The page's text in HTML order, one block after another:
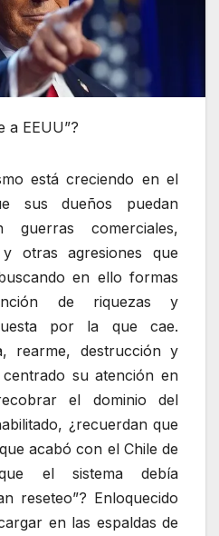
a EEUU”?
está creciendo en el
sus dueños puedan
guerras comerciales,
otras agresiones que
en ello formas
de riquezas y
por la que cae.
rearme, destrucción y
su atención en
el dominio del
¿recuerdan que
acabó con el Chile de
el sistema debía
reseteo”? Enloquecido
en las espaldas de